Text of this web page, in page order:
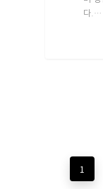
다.…
1